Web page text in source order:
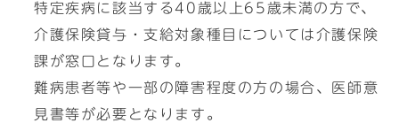
特定疾病に該当する40歳以上65歳未満の方で、
介護保険貸与・支給対象種目については介護保険
課が窓口となります。
難病患者等や一部の障害程度の方の場合、医師意
見書等が必要となります。